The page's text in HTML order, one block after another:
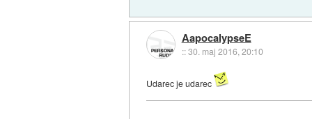
AapocalypseE
::30. maj 2016, 20:10
Udarec je udarec